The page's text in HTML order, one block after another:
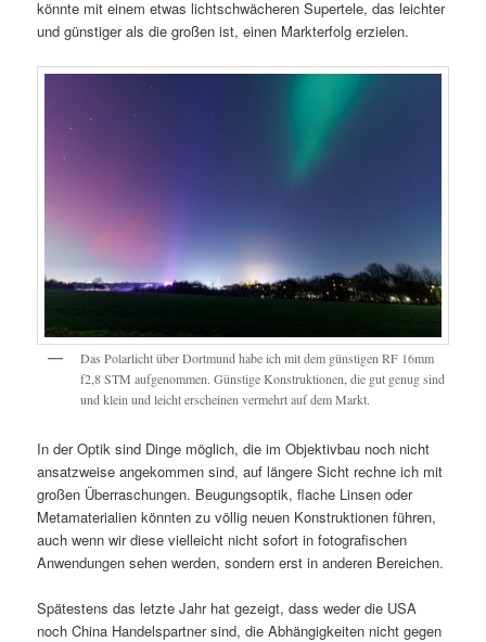
könnte mit einem etwas lichtschwächeren Supertele, das leichter
und günstiger als die großen ist, einen Markterfolg erzielen.
Das Polarlicht über Dortmund habe ich mit dem günstigen RF 16mm
f2,8 STM aufgenommen. Günstige Konstruktionen, die gut genug sind
und klein und leicht erscheinen vermehrt auf dem Markt.
In der Optik sind Dinge möglich, die im Objektivbau noch nicht
ansatzweise angekommen sind, auf längere Sicht rechne ich mit
großen Überraschungen. Beugungsoptik, flache Linsen oder
Metamaterialien könnten zu völlig neuen Konstruktionen führen,
auch wenn wir diese vielleicht nicht sofort in fotografischen
Anwendungen sehen werden, sondern erst in anderen Bereichen.
Spätestens das letzte Jahr hat gezeigt, dass weder die USA
noch China Handelspartner sind, die Abhängigkeiten nicht gegen